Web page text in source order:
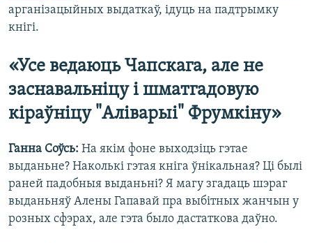
арганізацыйных выдаткаў, ідуць на падтрымку
кнігі.
«Усе ведаюць Чапскага, але не
заснавальніцу і шматгадовую
кіраўніцу "Аліварыі" Фрумкіну»
Ганна Соўсь: На якім фоне выходзіць гэтае
выданьне? Наколькі гэтая кніга ўнікальная? Ці былі
раней падобныя выданьні? Я магу згадаць шэраг
выданьняў Алены Гапавай пра выбітных жанчын у
розных сфэрах, але гэта было дастаткова даўно.